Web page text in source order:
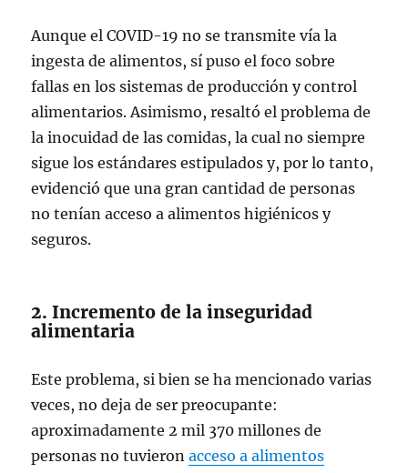
Aunque el COVID-19 no se transmite vía la
ingesta de alimentos, sí puso el foco sobre
fallas en los sistemas de producción y control
alimentarios. Asimismo, resaltó el problema de
la inocuidad de las comidas, la cual no siempre
sigue los estándares estipulados y, por lo tanto,
evidenció que una gran cantidad de personas
no tenían acceso a alimentos higiénicos y
seguros.
2. Incremento de la inseguridad
alimentaria
Este problema, si bien se ha mencionado varias
veces, no deja de ser preocupante:
aproximadamente 2 mil 370 millones de
personas no tuvieronacceso a alimentos